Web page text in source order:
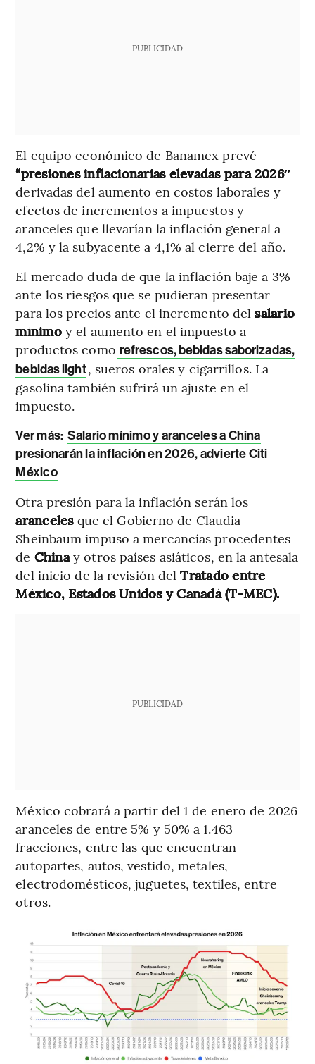
PUBLICIDAD
El equipo económico de Banamex prevé
“presiones inflacionarias elevadas para 2026″
derivadas del aumento en costos laborales y
efectos de incrementos a impuestos y
aranceles que llevarían la inflación general a
4,2% y la subyacente a 4,1% al cierre del año.
El mercado duda de que la inflación baje a 3%
ante los riesgos que se pudieran presentar
para los precios ante el incremento delsalario
mínimoy el aumento en el impuesto a
productos como refrescos, bebidas saborizadas,
bebidas light, sueros orales y cigarrillos. La
gasolina también sufrirá un ajuste en el
impuesto.
Ver más: Salario mínimo y aranceles a China
presionarán la inflación en 2026, advierte Citi
México
Otra presión para la inflación serán los
aranceles que el Gobierno de Claudia
Sheinbaum impuso a mercancías procedentes
de Chinay otros países asiáticos, en la antesala
del inicio de la revisión delTratado entre
México, Estados Unidos y Canadá (T-MEC).
PUBLICIDAD
México cobrará a partir del 1 de enero de 2026
aranceles de entre 5% y 50% a 1.463
fracciones, entre las que encuentran
autopartes, autos, vestido, metales,
electrodomésticos, juguetes, textiles, entre
otros.